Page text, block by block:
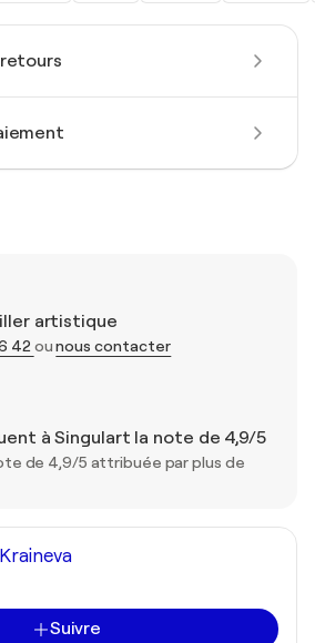
artistique
42 ounous contacter
à Singulart la note de 4,9/5
de 4,9/5 attribuée par plus de
Suivre